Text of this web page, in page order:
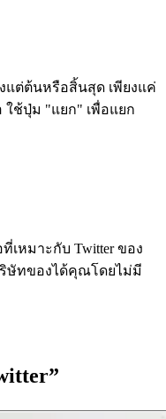
แต่ต้นหรือสิ้นสุด เพียงแค่
ช้ปุ่ม "แยก" เพื่อแยก
เหมาะกับ Twitter ของ
ษัทของได้คุณโดยไม่มี